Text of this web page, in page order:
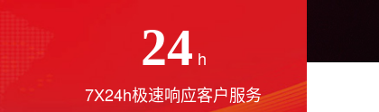
24 h
7X24h极速响应客户服务